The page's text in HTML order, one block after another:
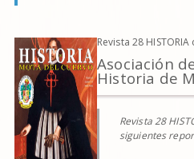
Revista 28
Asociación
Historia de
Revista 28
siguientes